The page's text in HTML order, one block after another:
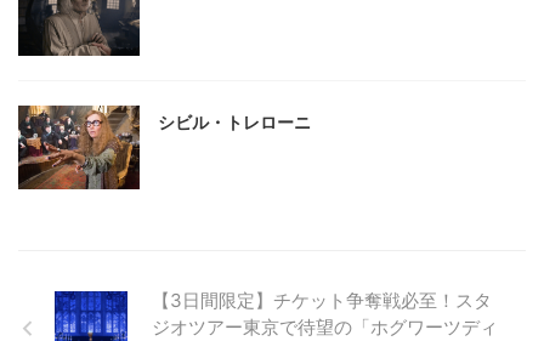
シビル・トレローニ
【3日間限定】チケット争奪戦必至！スタ
ジオツアー東京で待望の「ホグワーツディ